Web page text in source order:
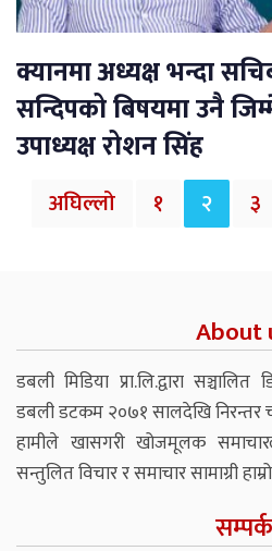
क्यानमा अध्यक्ष भन्दा
सन्दिपको बिषयमा उनै
उपाध्यक्ष रोशन सिंह
अघिल्लो १ २ ३
About
डबली मिडिया प्रा.लि.द्वारा
डबली डटकम २०७१ सालदेखि निरन्तर
हामीले खासगरी खोजमूलक
सन्तुलित विचार र समाचार सामाग्री
सम्पर्क